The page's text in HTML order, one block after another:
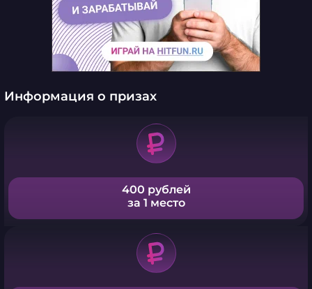
Информация о призах
400 рублей
за 1 место